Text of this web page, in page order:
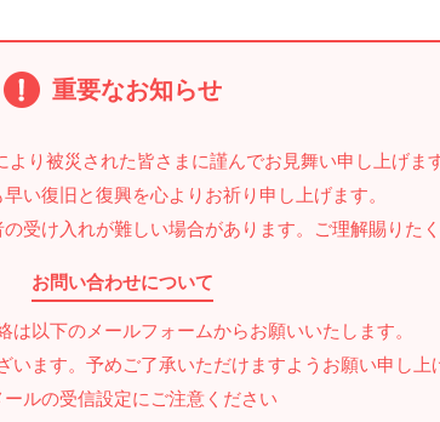
重要なお知らせ
り被災された皆さまに謹んでお見舞い申し上げます
い復旧と復興を心よりお祈り申し上げます。
受け入れが難しい場合があります。ご理解賜りたく
お問い合わせについて
は以下のメールフォームからお願いいたします。
います。予めご了承いただけますようお願い申し上
ルの受信設定にご注意ください